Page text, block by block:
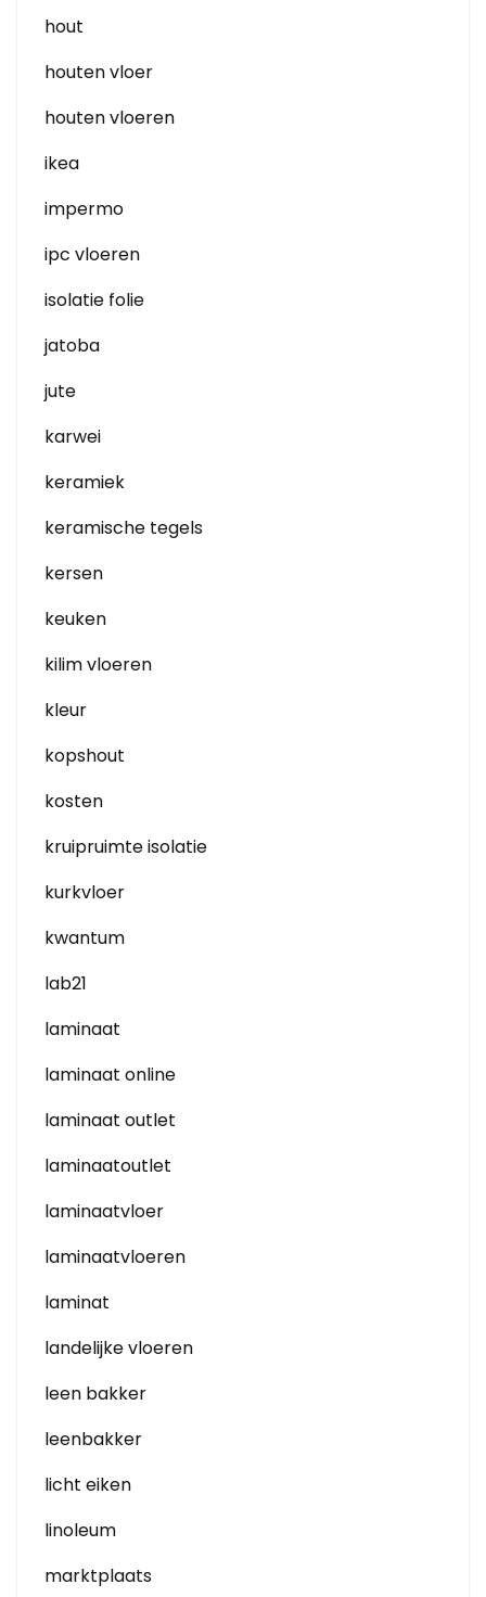
hout
houten vloer
houten vloeren
ikea
impermo
ipc vloeren
isolatie folie
jatoba
jute
karwei
keramiek
keramische tegels
kersen
keuken
kilim vloeren
kleur
kopshout
kosten
kruipruimte isolatie
kurkvloer
kwantum
lab21
laminaat
laminaat online
laminaat outlet
laminaatoutlet
laminaatvloer
laminaatvloeren
laminat
landelijke vloeren
leen bakker
leenbakker
licht eiken
linoleum
marktplaats